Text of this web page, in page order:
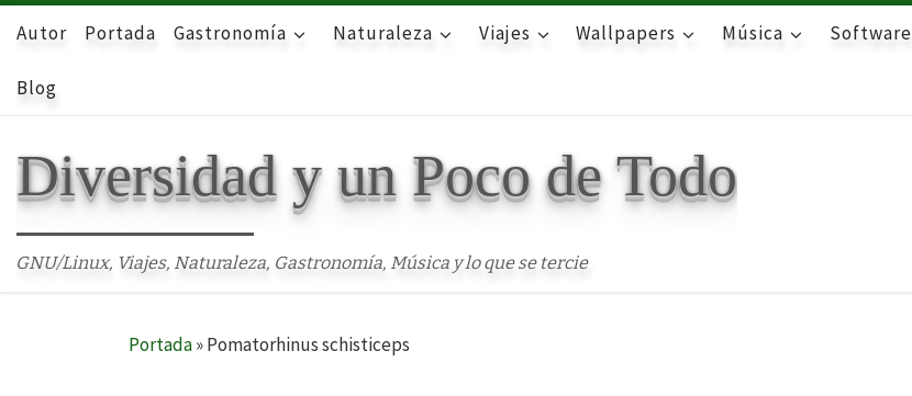
Skip to content
Autor Portada Gastronomía Naturaleza Viajes Wallpapers Música Software
Blog
Diversidad y un Poco de Todo
GNU/Linux, Viajes, Naturaleza, Gastronomía, Música y lo que se tercie
Portada»Pomatorhinus schisticeps